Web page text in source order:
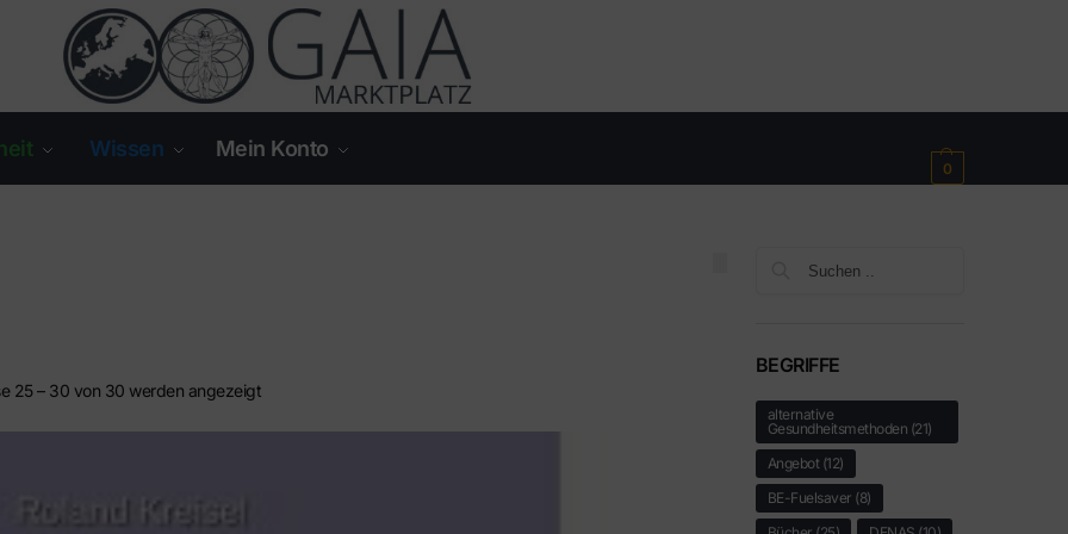
Wissen Mein Konto
0
25 – 30 von 30 werden angezeigt
BEGRIFFE
alternative
Gesundheitsmethoden (21)
Angebot(12)
BE-Fuelsaver (8)